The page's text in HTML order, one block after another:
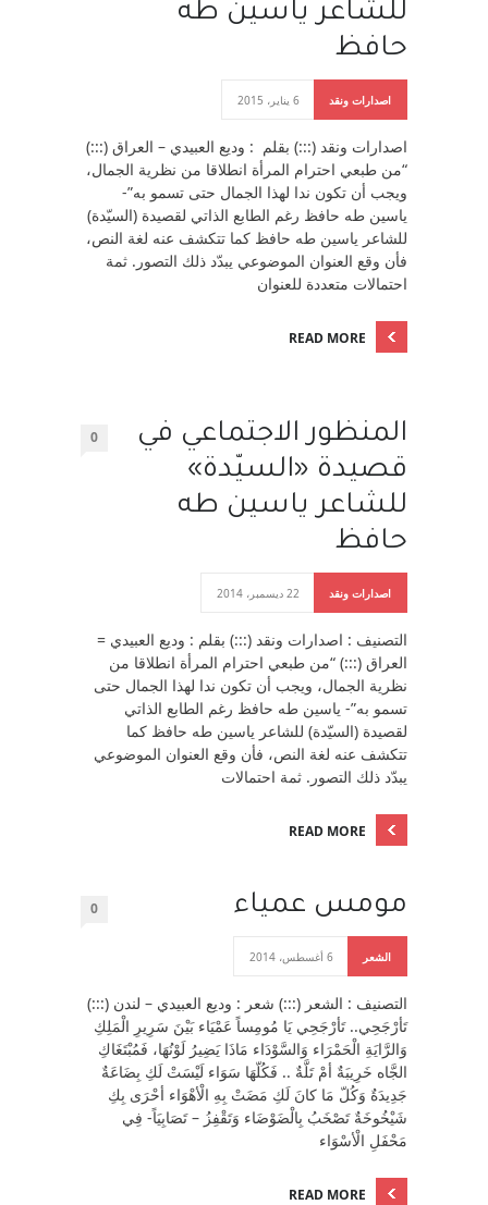
للشاعر ياسين طه
حافظ
اصدارات ونقد 6 يناير، 2015
اصدارات ونقد (:::) بقلم : وديع العبيدي – العراق (:::)
“من طبعي احترام المرأة انطلاقا من نظرية الجمال،
ويجب أن تكون ندا لهذا الجمال حتى تسمو به”-
ياسين طه حافظ رغم الطابع الذاتي لقصيدة (السيّدة)
للشاعر ياسين طه حافظ كما تتكشف عنه لغة النص،
فأن وقع العنوان الموضوعي يبدّد ذلك التصور. ثمة
احتمالات متعددة للعنوان
READ MORE
المنظور الاجتماعي في
قصيدة «السيّدة»
للشاعر ياسين طه
حافظ
0
اصدارات ونقد 22 ديسمبر، 2014
التصنيف : اصدارات ونقد (:::) بقلم : وديع العبيدي =
العراق (:::) “من طبعي احترام المرأة انطلاقا من
نظرية الجمال، ويجب أن تكون ندا لهذا الجمال حتى
تسمو به”- ياسين طه حافظ رغم الطابع الذاتي
لقصيدة (السيّدة) للشاعر ياسين طه حافظ كما
تتكشف عنه لغة النص، فأن وقع العنوان الموضوعي
يبدّد ذلك التصور. ثمة احتمالات
READ MORE
مومس عمياء 0
الشعر 6 أغسطس، 2014
التصنيف : الشعر (:::) شعر : وديع العبيدي – لندن (:::)
تَأرْجَحِي.. تَأرْجَحِي يَا مُومِساً عَمْيَاء بَيْنَ سَرِيرِ الْمَلِكِ
وَالرَّايَةِ الْحَمْرَاء وَالسَّوْدَاء مَاذَا يَضِيرُ لَوْنُهَا، فَمُبْتَغَاكِ
الجَّاه خَرِيبَةٌ أمْ تَلَّةٌ .. فَكُلّهَا سَوَاء لَيْسَتْ لَكِ بِضَاعَةٌ
جَدِيدَةٌ وَكُلّ مَا كانَ لَكِ مَضَتْ بِهِ الْأهْوَاء أحْرَى بِكِ
شَيْخُوخَةٌ تَصْخَبُ بِالْضَوْضَاء وَتَقْفِزُ – تَصَابِيَاً- فِي
مَحْفَلِ الْأسْوَاء
READ MORE